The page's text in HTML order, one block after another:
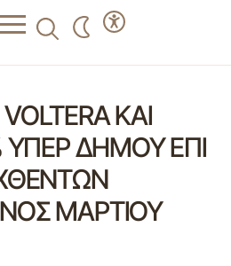
ΚΑΙ
ΥΠΕΡ ΔΗΜΟΥ ΕΠΙ
ΜΑΡΤΙΟΥ